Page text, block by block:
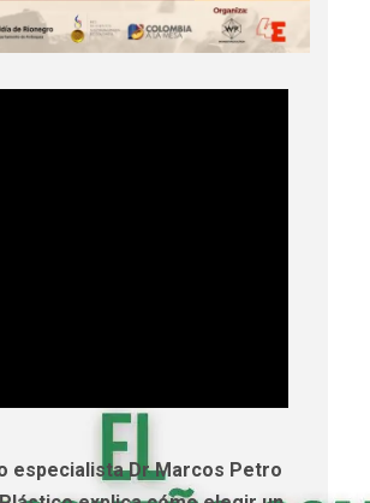
especialista Dr Marcos Petro